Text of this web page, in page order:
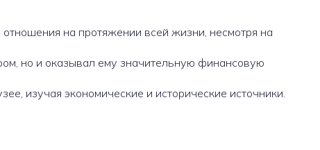
на протяжении всей жизни, несмотря на
но и оказывал ему значительную финансовую
изучая экономические и исторические источники.